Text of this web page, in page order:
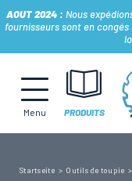
AOUT 2024 : Nous
fournisseurs sont en
Menu PRODUITS
Startseite Outils de toupie